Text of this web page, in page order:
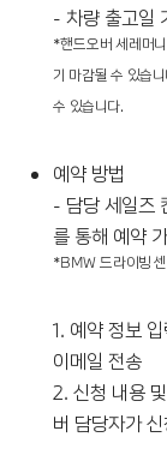
- 차량 출고일
*핸드오버 세레머
기 마감될 수 있습
수 있습니다.
예약 방법
- 담당 세일즈
를 통해 예약
*BMW 드라이빙
1. 예약 정보
이메일 전송
2. 신청 내용
버 담당자가